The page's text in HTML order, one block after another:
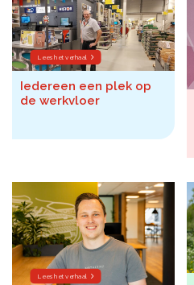
Lees het verhaal
Iedereen een plek op
de werkvloer
Lees het verhaal